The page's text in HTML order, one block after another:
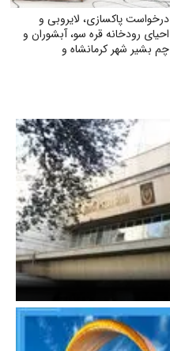
درخواست پاکسازی، لایروبی و
احیای رودخانه قره سو، آبشوران و
چم بشیر شهر کرمانشاه و